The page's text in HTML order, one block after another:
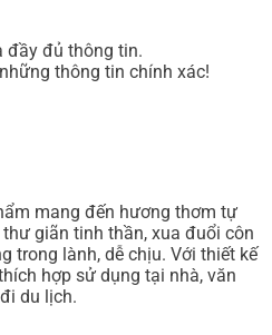
đầy đủ thông tin.
thông tin chính xác!
mang đến hương thơm tự
giãn tinh thần, xua đuổi côn
trong lành, dễ chịu. Với thiết kế
hợp sử dụng tại nhà, văn
du lịch.